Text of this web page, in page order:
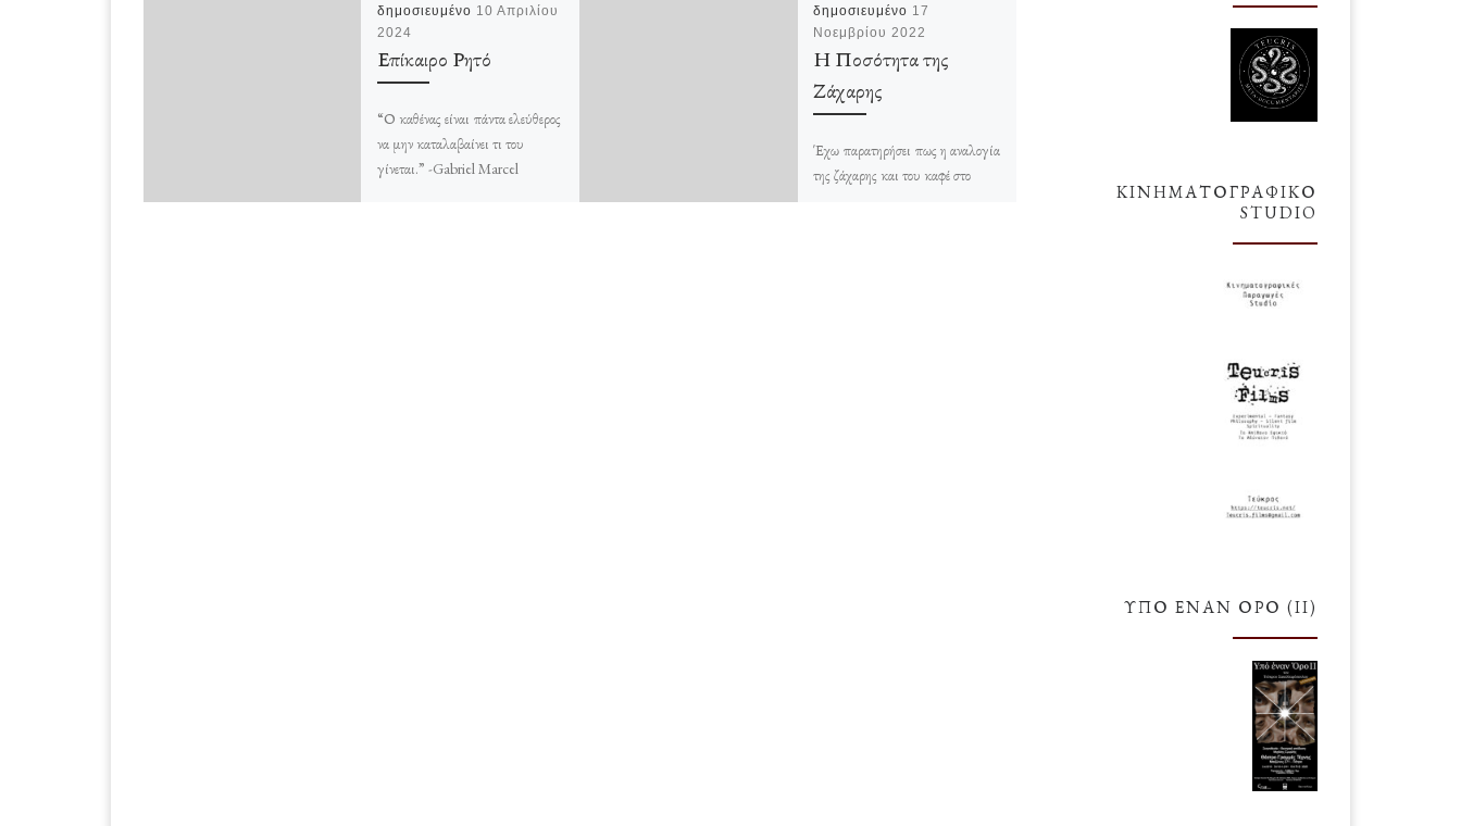
δημοσιευμένο 10 Απριλίου
2024
Επίκαιρο Ρητό
“Ο καθένας είναι πάντα ελεύθερος
να μην καταλαβαίνει τι του
γίνεται.” -Gabriel Marcel
δημοσιευμένο 17
Νοεμβρίου 2022
Η Ποσότητα της
Ζάχαρης
Έχω παρατηρήσει πως η αναλογία
της ζάχαρης και του καφέ στο
δημοσιευμένο
Νοεμβρίου 2021
Ο Ιδανικός
Συνδυασμός για
Απόψε!
ΚΙΝΗΜΑΤΟΓΡΑΦΙΚΌ
STUDIO
ΥΠΌ ΈΝΑΝ ΌΡΟ (ΙΙ)